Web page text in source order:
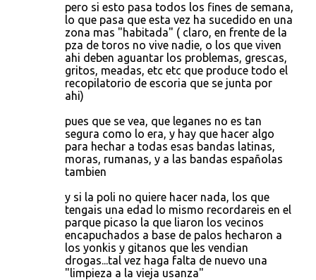
pero si esto pasa todos los fines de semana,
lo que pasa que esta vez ha sucedido en una
zona mas "habitada" ( claro, en frente de la
pza de toros no vive nadie, o los que viven
ahi deben aguantar los problemas, grescas,
gritos, meadas, etc etc que produce todo el
recopilatorio de escoria que se junta por
ahi)
pues que se vea, que leganes no es tan
segura como lo era, y hay que hacer algo
para hechar a todas esas bandas latinas,
moras, rumanas, y a las bandas españolas
tambien
y si la poli no quiere hacer nada, los que
tengais una edad lo mismo recordareis en el
parque picaso la que liaron los vecinos
encapuchados a base de palos hecharon a
los yonkis y gitanos que les vendian
drogas...tal vez haga falta de nuevo una
"limpieza a la vieja usanza"